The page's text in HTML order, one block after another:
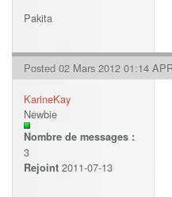
Pakita
Posted 02 Mars 2012 01:14
KarineKay
Newbie
Nombre de messages :
3
Rejoint 2011-07-13